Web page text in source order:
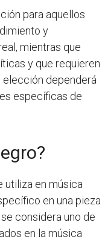
para aquellos
y
mientras que
y que requieren
elección dependerá
específicas de
utiliza en música
en una pieza
considera uno de
en la música